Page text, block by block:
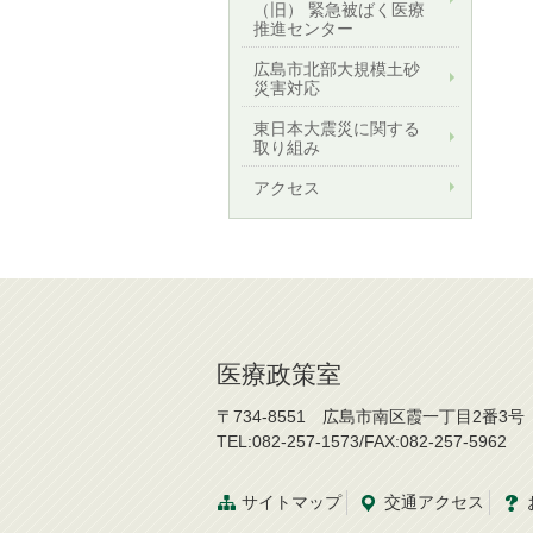
（旧） 緊急被ばく医療
推進センター
広島市北部大規模土砂
災害対応
東日本大震災に関する
取り組み
アクセス
医療政策室
〒734-8551 広島市南区霞一丁目2番3号
TEL:082-257-1573/FAX:082-257-5962
サイトマップ 交通アクセス